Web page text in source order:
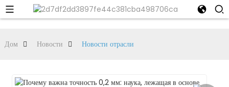
Дом Новости Новости отрасли